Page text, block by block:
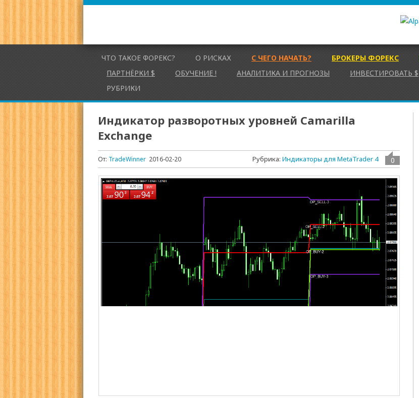
ЧТО ТАКОЕ ФОРЕКС? О РИСКАХ С ЧЕГО НАЧАТЬ? БРОКЕРЫ ФОРЕКС
ПАРТНЁРКИ $
ОБУЧЕНИЕ ! АНАЛИТИКА И ПРОГНОЗЫ ИНВЕСТИРОВАТЬ $
РУБРИКИ
Индикатор разворотных уровней Camarilla
Exchange
От: TradeWinner 2016-02-20 0
Рубрика:Индикаторы для MetaTrader 4